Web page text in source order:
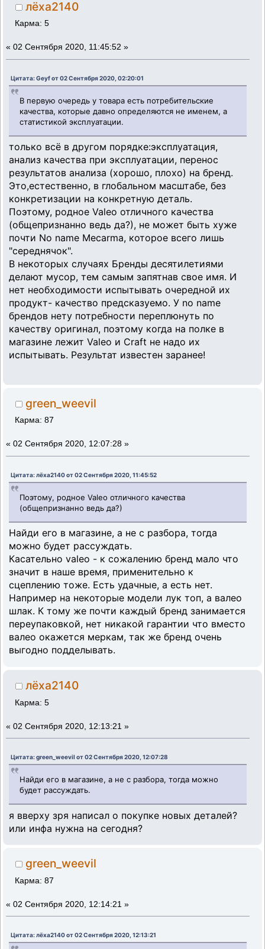
лёха2140
Карма: 5
« 02 Сентября 2020, 11:45:52 »
Цитата: Geyf от 02 Сентября 2020, 02:20:01
В первую очередь у товара есть потребительские
качества, которые давно определяются не именем, а
статистикой эксплуатации.
только всё в другом порядке:эксплуатация,
анализ качества при эксплуатации, перенос
результатов анализа (хорошо, плохо) на бренд.
Это,естественно, в глобальном масштабе, без
конкретизации на конкретную деталь.
Поэтому, родное Valeo отличного качества
(общепризнанно ведь да?), не может быть хуже
почти No name Mecarma, которое всего лишь
"середнячок".
В некоторых случаях Бренды десятилетиями
делают мусор, тем самым запятнав свое имя. И
нет необходимости испытывать очередной их
продукт- качество предсказуемо. У no name
брендов нету потребности переплюнуть по
качеству оригинал, поэтому когда на полке в
магазине лежит Valeo и Craft не надо их
испытывать. Результат известен заранее!
green_weevil
Карма: 87
« 02 Сентября 2020, 12:07:28 »
Цитата: лёха2140 от 02 Сентября 2020, 11:45:52
Поэтому, родное Valeo отличного качества
(общепризнанно ведь да?)
Найди его в магазине, а не с разбора, тогда
можно будет рассуждать.
Касательно valeo - к сожалению бренд мало что
значит в наше время, применительно к
сцеплению тоже. Есть удачные, а есть нет.
Например на некоторые модели лук топ, а валео
шлак. К тому же почти каждый бренд занимается
переупаковкой, нет никакой гарантии что вместо
валео окажется меркам, так же бренд очень
выгодно подделывать.
лёха2140
Карма: 5
« 02 Сентября 2020, 12:13:21 »
Цитата: green_weevil от 02 Сентября 2020, 12:07:28
Найди его в магазине, а не с разбора, тогда можно
будет рассуждать.
я вверху зря написал о покупке новых деталей?
или инфа нужна на сегодня?
green_weevil
Карма: 87
« 02 Сентября 2020, 12:14:21 »
Цитата: лёха2140 от 02 Сентября 2020, 12:13:21